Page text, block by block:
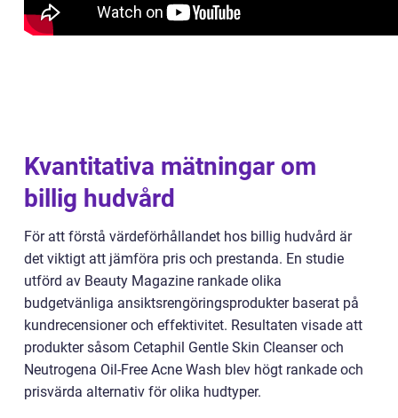
Kvantitativa mätningar om
billig hudvård
För att förstå värdeförhållandet hos billig hudvård är
det viktigt att jämföra pris och prestanda. En studie
utförd av Beauty Magazine rankade olika
budgetvänliga ansiktsrengöringsprodukter baserat på
kundrecensioner och effektivitet. Resultaten visade att
produkter såsom Cetaphil Gentle Skin Cleanser och
Neutrogena Oil-Free Acne Wash blev högt rankade och
prisvärda alternativ för olika hudtyper.